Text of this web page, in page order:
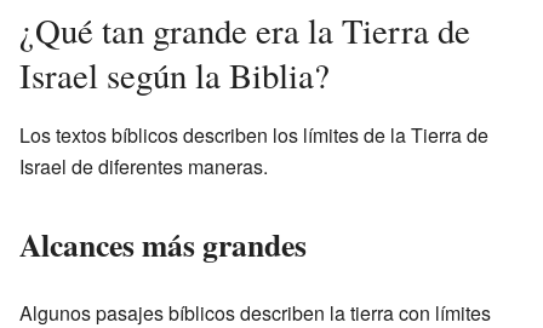
¿Qué tan grande era la Tierra de
Israel según la Biblia?
Los textos bíblicos describen los límites de la Tierra de
Israel de diferentes maneras.
Alcances más grandes
Algunos pasajes bíblicos describen la tierra con límites